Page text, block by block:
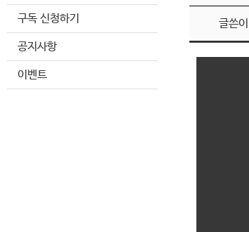
구독 신청하기
공지사항
이벤트
글쓴이